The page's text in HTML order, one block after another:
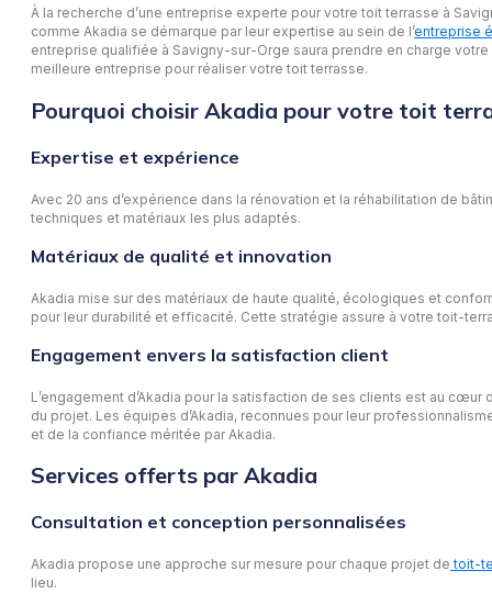
À la recherche d’une entreprise experte pour votre toit terrasse à
comme Akadia se démarque par leur expertise au sein de l’entreprise
entreprise qualifiée à Savigny-sur-Orge saura prendre en charge
meilleure entreprise pour réaliser votre toit terrasse.
Pourquoi choisir Akadia pour votre toit
Expertise et expérience
Avec 20 ans d’expérience dans la rénovation et la réhabilitation de
techniques et matériaux les plus adaptés.
Matériaux de qualité et innovation
Akadia mise sur des matériaux de haute qualité, écologiques et
pour leur durabilité et efficacité. Cette stratégie assure à votre toit-
Engagement envers la satisfaction client
L’engagement d’Akadia pour la satisfaction de ses clients est au
du projet. Les équipes d’Akadia, reconnues pour leur
et de la confiance méritée par Akadia.
Services offerts par Akadia
Consultation et conception personnalisées
Akadia propose une approche sur mesure pour chaque projet de toit-
lieu.